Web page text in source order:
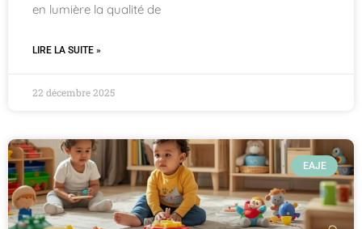
en lumière la qualité de
LIRE LA SUITE »
22 décembre 2025
EAJE